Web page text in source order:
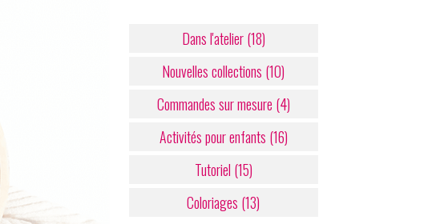
Dans l'atelier (18)
Nouvelles collections (10)
Commandes sur mesure (4)
Activités pour enfants (16)
Tutoriel (15)
Coloriages (13)